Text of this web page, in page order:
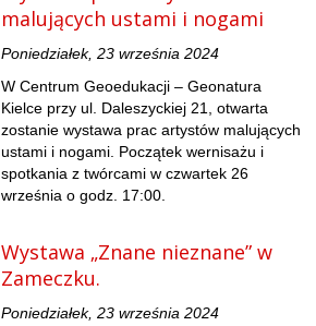
malujących ustami i nogami
Poniedziałek, 23 września 2024
W Centrum Geoedukacji – Geonatura
Kielce przy ul. Daleszyckiej 21, otwarta
zostanie wystawa prac artystów malujących
ustami i nogami. Początek wernisażu i
spotkania z twórcami w czwartek 26
września o godz. 17:00.
Wystawa „Znane nieznane” w
Zameczku.
Poniedziałek, 23 września 2024